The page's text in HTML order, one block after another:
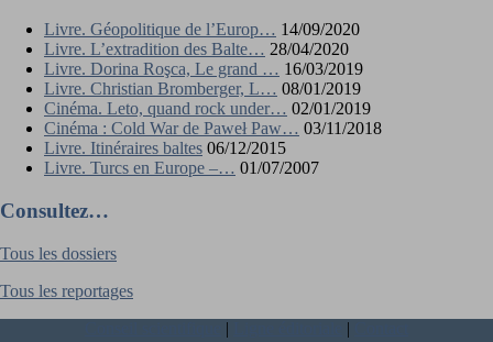
Livre. Géopolitique de l’Europ… 14/09/2020
Livre. L’extradition des Balte… 28/04/2020
Livre. Dorina Roşca, Le grand … 16/03/2019
Livre. Christian Bromberger, L… 08/01/2019
Cinéma. Leto, quand rock under… 02/01/2019
Cinéma : Cold War de Paweł Paw… 03/11/2018
Livre. Itinéraires baltes 06/12/2015
Livre. Turcs en Europe –… 01/07/2007
Consultez…
Tous les dossiers
Tous les reportages
| |